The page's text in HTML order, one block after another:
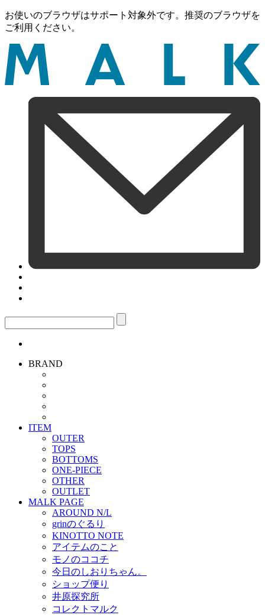
お使いのブラウザはサポート対象外です。推奨のブラウザを
ご利用ください。
BRAND
ITEM
OUTER
TOPS
BOTTOMS
ONE-PIECE
OTHER
OUTLET
MALK PAGE
AROUND N/L
grinのぐるり
KINOTTO NOTE
アイテムのこと
モノのココチ
今日のしおりちゃん。
ショップ便り
井原探究所
コレクトマルク